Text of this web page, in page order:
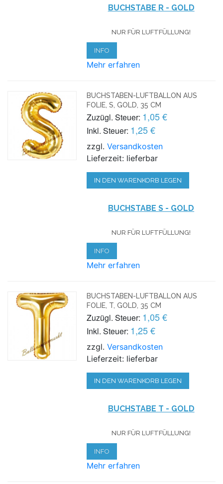
BUCHSTABE R - GOLD
NUR FÜR LUFTFÜLLUNG!
INFO
Mehr erfahren
BUCHSTABEN-LUFTBALLON AUS
FOLIE, S, GOLD, 35 CM
Zuzügl. Steuer: 1,05 €
Inkl. Steuer: 1,25 €
zzgl.Versandkosten
Lieferzeit: lieferbar
IN DEN WARENKORB LEGEN
BUCHSTABE S - GOLD
NUR FÜR LUFTFÜLLUNG!
INFO
Mehr erfahren
BUCHSTABEN-LUFTBALLON AUS
FOLIE, T, GOLD, 35 CM
Zuzügl. Steuer: 1,05 €
Inkl. Steuer: 1,25 €
zzgl.Versandkosten
Lieferzeit: lieferbar
IN DEN WARENKORB LEGEN
BUCHSTABE T - GOLD
NUR FÜR LUFTFÜLLUNG!
INFO
Mehr erfahren